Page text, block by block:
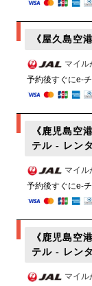
《屋久島空
マイル
予約後すぐにe-
《鹿児島空
テル - レン
マイル
予約後すぐにe-
《鹿児島空
テル - レン
マイル